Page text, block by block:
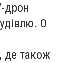
дрон
О
де також